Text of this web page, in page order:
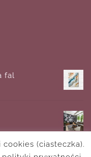
fal
(ciasteczka).